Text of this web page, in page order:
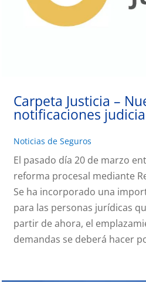
Carpeta Justicia –
notificaciones
Noticias de Seguros
El pasado día 20 de marzo
reforma procesal mediante
Se ha incorporado una
para las personas jurídicas
partir de ahora, el
demandas se deberá hacer